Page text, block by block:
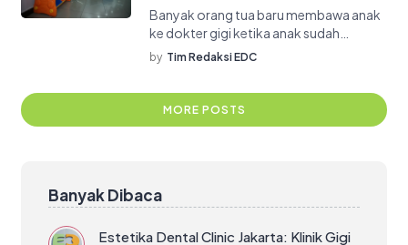
Banyak orang tua baru membawa anak
ke dokter gigi ketika anak sudah
mengeluh sakit, pipi bengkak, gigi
berlubang […]
by Tim Redaksi EDC
MORE POSTS
Banyak Dibaca
Estetika Dental Clinic Jakarta: Klinik Gigi